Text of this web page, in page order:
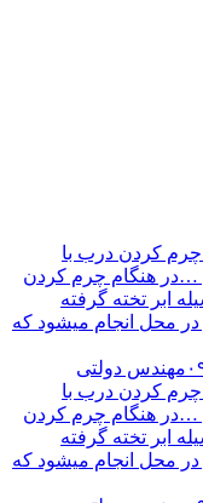
کردن درب با
هنگام چرم کردن
ابر تخته گرفته
محل انجام میشود که
کردن درب با
هنگام چرم کردن
ابر تخته گرفته
محل انجام میشود که